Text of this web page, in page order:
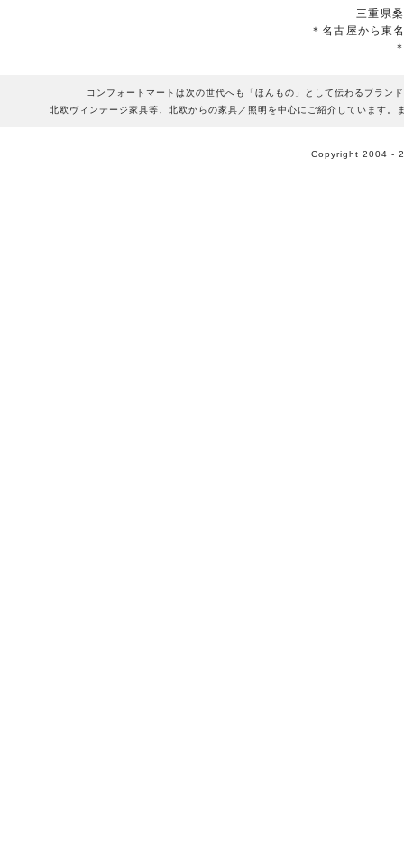
三重県
＊名古屋から東
コンフォートマートは次の世代へも「ほんもの」として伝わるブラン
北欧ヴィンテージ家具等、北欧からの家具／照明を中心にご紹介しています
Copyright 2004 -